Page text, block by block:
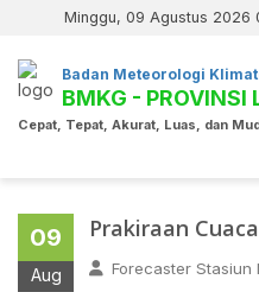
Minggu, 09 Agustus 2026
Badan Meteorologi
BMKG - PROVINSI
Cepat, Tepat, Akurat, Luas, dan
09
Aug
Prakiraan
Forecaster Stasiun